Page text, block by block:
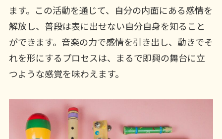
ます。この活動を通じて、自分の内面にある感情を
解放し、普段は表に出せない自分自身を知ること
ができます。音楽の力で感情を引き出し、動きでそ
れを形にするプロセスは、まるで即興の舞台に立
つような感覚を味わえます。